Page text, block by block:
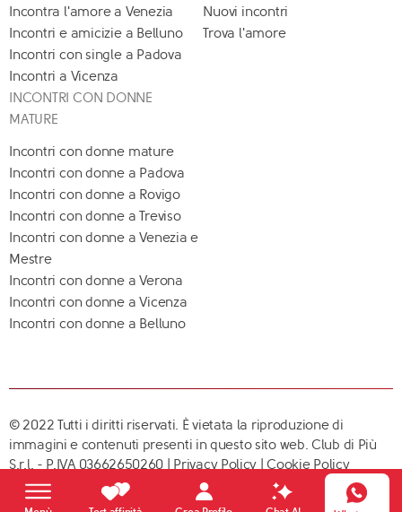
Incontra l'amore a Venezia
Incontri e amicizie a Belluno
Incontri con single a Padova
Incontri a Vicenza
Nuovi incontri
Trova l'amore
INCONTRI CON DONNE
MATURE
Incontri con donne mature
Incontri con donne a Padova
Incontri con donne a Rovigo
Incontri con donne a Treviso
Incontri con donne a Venezia e
Mestre
Incontri con donne a Verona
Incontri con donne a Vicenza
Incontri con donne a Belluno
© 2022 Tutti i diritti riservati. È vietata la riproduzione di
immagini e contenuti presenti in questo sito web. Club di Più
S.r.l. - P.IVA 03662650260 | Privacy Policy |Cookie Policy